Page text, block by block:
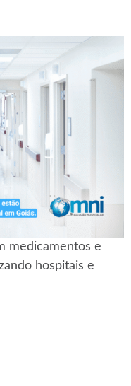
medicamentos e
hospitais e